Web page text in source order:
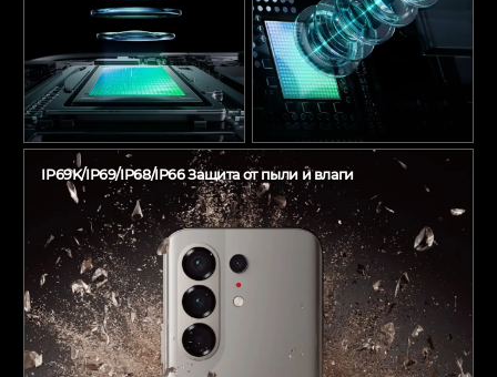
IP69K/IP69/IP68/IP66 Защита от пыли и влаги